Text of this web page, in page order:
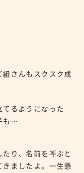
さんもスクスク成
るようになった
も…
り、名前を呼ぶと
ましたよ。一生懸